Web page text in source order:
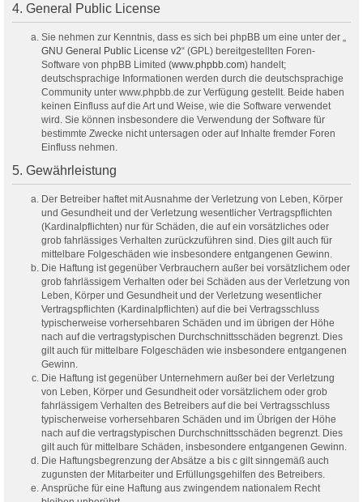
4. General Public License
Sie nehmen zur Kenntnis, dass es sich bei phpBB um eine unter der „
GNU General Public License v2“ (GPL) bereitgestellten Foren-
Software von phpBB Limited (www.phpbb.com) handelt;
deutschsprachige Informationen werden durch die deutschsprachige
Community unter www.phpbb.de zur Verfügung gestellt. Beide haben
keinen Einfluss auf die Art und Weise, wie die Software verwendet
wird. Sie können insbesondere die Verwendung der Software für
bestimmte Zwecke nicht untersagen oder auf Inhalte fremder Foren
Einfluss nehmen.
5. Gewährleistung
Der Betreiber haftet mit Ausnahme der Verletzung von Leben, Körper
und Gesundheit und der Verletzung wesentlicher Vertragspflichten
(Kardinalpflichten) nur für Schäden, die auf ein vorsätzliches oder
grob fahrlässiges Verhalten zurückzuführen sind. Dies gilt auch für
mittelbare Folgeschäden wie insbesondere entgangenen Gewinn.
Die Haftung ist gegenüber Verbrauchern außer bei vorsätzlichem oder
grob fahrlässigem Verhalten oder bei Schäden aus der Verletzung von
Leben, Körper und Gesundheit und der Verletzung wesentlicher
Vertragspflichten (Kardinalpflichten) auf die bei Vertragsschluss
typischerweise vorhersehbaren Schäden und im übrigen der Höhe
nach auf die vertragstypischen Durchschnittsschäden begrenzt. Dies
gilt auch für mittelbare Folgeschäden wie insbesondere entgangenen
Gewinn.
Die Haftung ist gegenüber Unternehmern außer bei der Verletzung
von Leben, Körper und Gesundheit oder vorsätzlichem oder grob
fahrlässigem Verhalten des Betreibers auf die bei Vertragsschluss
typischerweise vorhersehbaren Schäden und im Übrigen der Höhe
nach auf die vertragstypischen Durchschnittsschäden begrenzt. Dies
gilt auch für mittelbare Schäden, insbesondere entgangenen Gewinn.
Die Haftungsbegrenzung der Absätze a bis c gilt sinngemäß auch
zugunsten der Mitarbeiter und Erfüllungsgehilfen des Betreibers.
Ansprüche für eine Haftung aus zwingendem nationalem Recht